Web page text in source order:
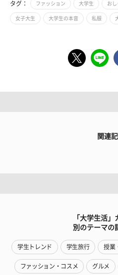
タグ： ファッション 大学生 おし
女子大生 大学生の本音 私服
関連
「大学生活」
別のテーマの
学生トレンド 学生旅行 授業
ファッション・コスメ グルメ